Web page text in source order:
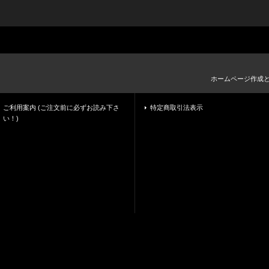
ホームページ作成
ご利用案内 (ご注文前に必ずお読み下さ
い！)
特定商取引法表示